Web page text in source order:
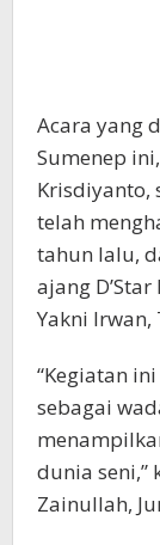
Acara yang
Sumenep
Krisdiyanto,
telah
tahun lalu,
ajang
Yakni Irwan,
“Kegiatan
sebagai
dunia seni,”
Zainullah,